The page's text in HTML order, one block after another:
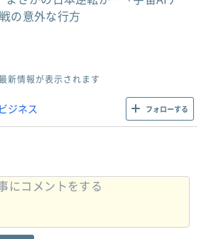
の意外な行方
新情報が表示されます
ジネス フォローする